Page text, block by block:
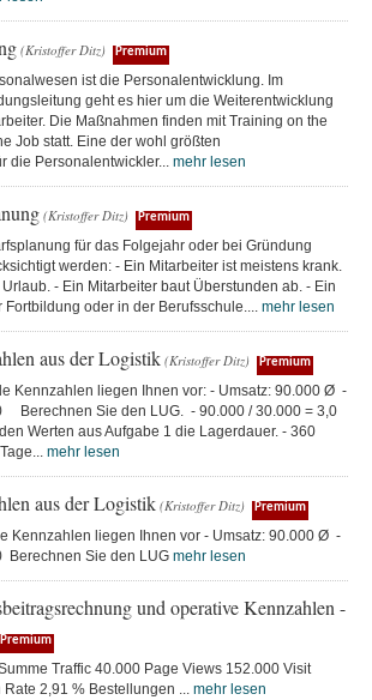
(Kristoffer Ditz) Premium
ist die Personalentwicklung. Im
geht es hier um die Weiterentwicklung
Die Maßnahmen finden mit Training on the
Job statt. Eine der wohl größten
die Personalentwickler... mehr lesen
(Kristoffer Ditz) Premium
für das Folgejahr oder bei Gründung
werden: - Ein Mitarbeiter ist meistens krank.
- Ein Mitarbeiter baut Überstunden ab. - Ein
Fortbildung oder in der Berufsschule.... mehr lesen
aus der Logistik (Kristoffer Ditz) Premium
Kennzahlen liegen Ihnen vor: - Umsatz: 90.000 Ø -
Berechnen Sie den LUG. - 90.000 / 30.000 = 3,0
Werten aus Aufgabe 1 die Lagerdauer. - 360
mehr lesen
aus der Logistik (Kristoffer Ditz) Premium
Kennzahlen liegen Ihnen vor - Umsatz: 90.000 Ø -
Berechnen Sie den LUG mehr lesen
und operative Kennzahlen -
Premium
Traffic 40.000 Page Views 152.000 Visit
2,91 % Bestellungen ... mehr lesen